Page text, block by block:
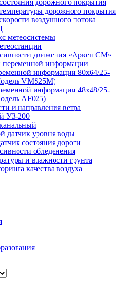
дорожного покрытия
дорожного покрытия
воздушного потока
метеосистемы
движения «Аркен СМ»
переменной информации
информации 80х64/25-
VMS25M)
информации 48х48/25-
АF025)
и направления ветра
УЗ-200
датчик уровня воды
состояния дороги
обледенения
и влажности грунта
качества воздуха